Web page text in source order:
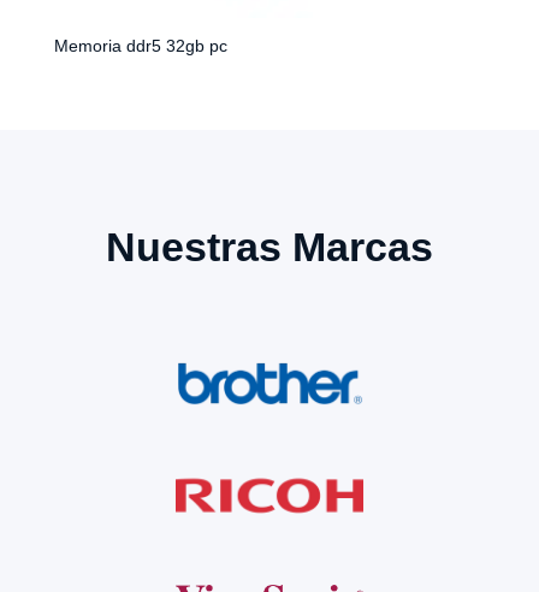
Memoria ddr5 32gb pc
Nuestras Marcas